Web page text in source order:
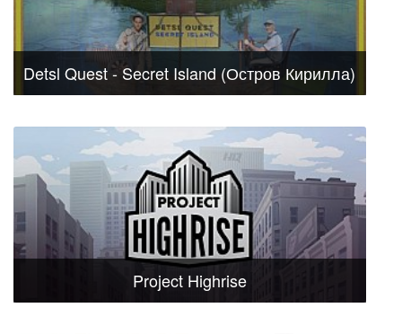
Detsl Quest - Secret Island (Остров Кирилла)
Project Highrise